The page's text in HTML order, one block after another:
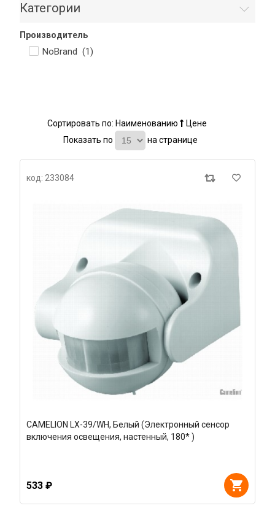
Категории
Производитель
NoBrand (1)
Сортировать по: Наименованию
Цене
Показать по
на странице
код: 233084
CAMELION LX-39/WH, Белый (Электронный сенсор
включения освещения, настенный, 180* )
533 ₽